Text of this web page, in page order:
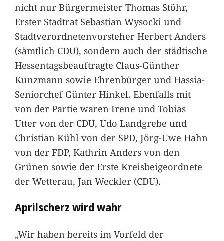
nicht nur Bürgermeister Thomas Stöhr,
Erster Stadtrat Sebastian Wysocki und
Stadtverordnetenvorsteher Herbert Anders
(sämtlich CDU), sondern auch der städtische
Hessentagsbeauftragte Claus-Günther
Kunzmann sowie Ehrenbürger und Hassia-
Seniorchef Günter Hinkel. Ebenfalls mit
von der Partie waren Irene und Tobias
Utter von der CDU, Udo Landgrebe und
Christian Kühl von der SPD, Jörg-Uwe Hahn
von der FDP, Kathrin Anders von den
Grünen sowie der Erste Kreisbeigeordnete
der Wetterau, Jan Weckler (CDU).
Aprilscherz wird wahr
„Wir haben bereits im Vorfeld der